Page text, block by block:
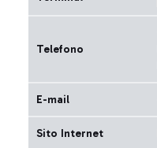
Telefono
E-mail
Sito Internet